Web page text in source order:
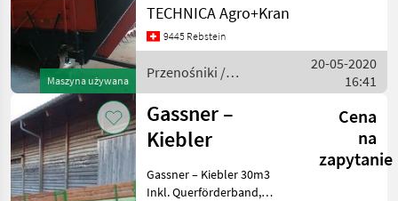
Maszyna używana
poprzecznym Przenośniki
Urządzenia dozujące
TECHNICA Agro+Kran
9445 Rebstein
Przenośniki /
Sonstige
20-05-2020
16:41
Gassner –
Kiebler
Cena
na
zapytanie
Gassner – Kiebler 30m3
Inkl. Querförderband,